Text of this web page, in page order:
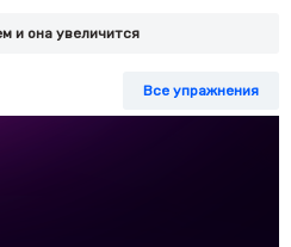
и она увеличится
Все упражнения